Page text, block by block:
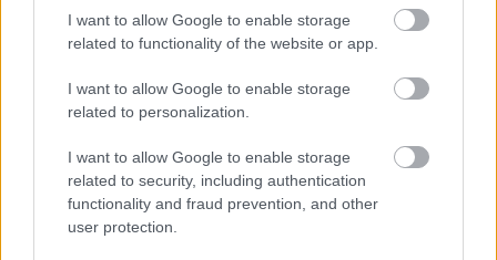
I want to allow Google to enable storage
related to functionality of the website or app.
I want to allow Google to enable storage
related to personalization.
I want to allow Google to enable storage
related to security, including authentication
functionality and fraud prevention, and other
user protection.
jávor benedek•2019. május 23.
Növekszik a feszültség az Európai Bizottság és a
magyar kormány között az uniós pénzek